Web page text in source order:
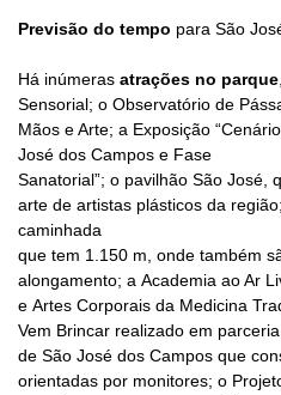
Previsão do tempo para São
Há inúmeras atrações no parque
Sensorial; o Observatório de
Mãos e Arte; a Exposição
José dos Campos e Fase
Sanatorial”; o pavilhão São José,
arte de artistas plásticos da
caminhada
que tem 1.150 m, onde também
alongamento; a Academia ao Ar
e Artes Corporais da Medicina
Vem Brincar realizado em
de São José dos Campos que
orientadas por monitores; o